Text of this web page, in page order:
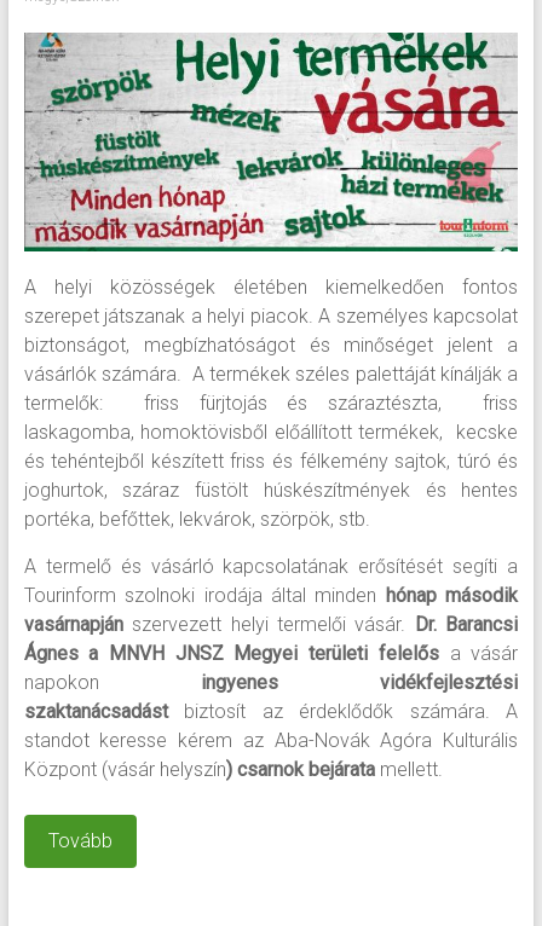
A helyi közösségek életében kiemelkedően fontos
szerepet játszanak a helyi piacok. A személyes kapcsolat
biztonságot, megbízhatóságot és minőséget jelent a
vásárlók számára. A termékek széles palettáját kínálják a
termelők: friss fürjtojás és száraztészta, friss
laskagomba, homoktövisből előállított termékek, kecske
és tehéntejből készített friss és félkemény sajtok, túró és
joghurtok, száraz füstölt húskészítmények és hentes
portéka, befőttek, lekvárok, szörpök, stb.
A termelő és vásárló kapcsolatának erősítését segíti a
Tourinform szolnoki irodája által minden hónap második
vasárnapjánszervezett helyi termelői vásár.
Dr. Barancsi
Ágnes a MNVH JNSZ Megyei területi felelősa vásár
napokon ingyenes vidékfejlesztési
szaktanácsadástbiztosít az érdeklődők számára. A
standot keresse kérem az Aba-Novák Agóra Kulturális
Központ (vásár helyszín) csarnok bejáratamellett.
Tovább